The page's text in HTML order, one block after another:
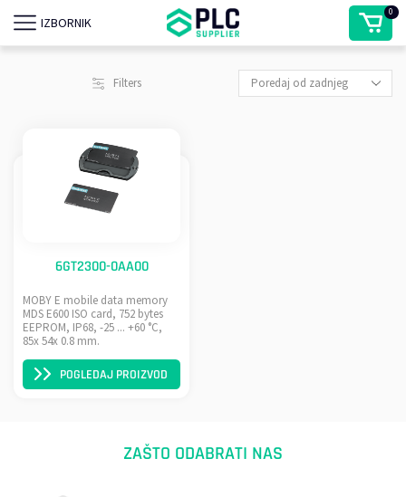
IZBORNIK
0
Filters
6GT2300-0AA00
MOBY E mobile data memory
MDS E600 ISO card, 752 bytes
EEPROM, IP68, -25 ... +60 °C,
85x 54x 0.8 mm.
POGLEDAJ PROIZVOD
ZAŠTO ODABRATI NAS